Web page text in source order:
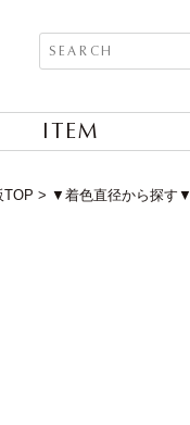
ITEM
TOP ▼着色直径から探す▼